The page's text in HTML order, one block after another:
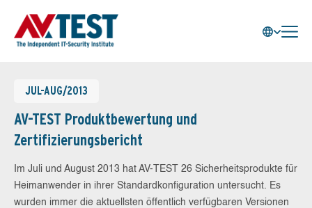
JUL-AUG/2013
AV-TEST Produktbewertung und
Zertifizierungsbericht
Im Juli und August 2013 hat AV-TEST 26 Sicherheitsprodukte für
Heimanwender in ihrer Standardkonfiguration untersucht. Es
wurden immer die aktuellsten öffentlich verfügbaren Versionen